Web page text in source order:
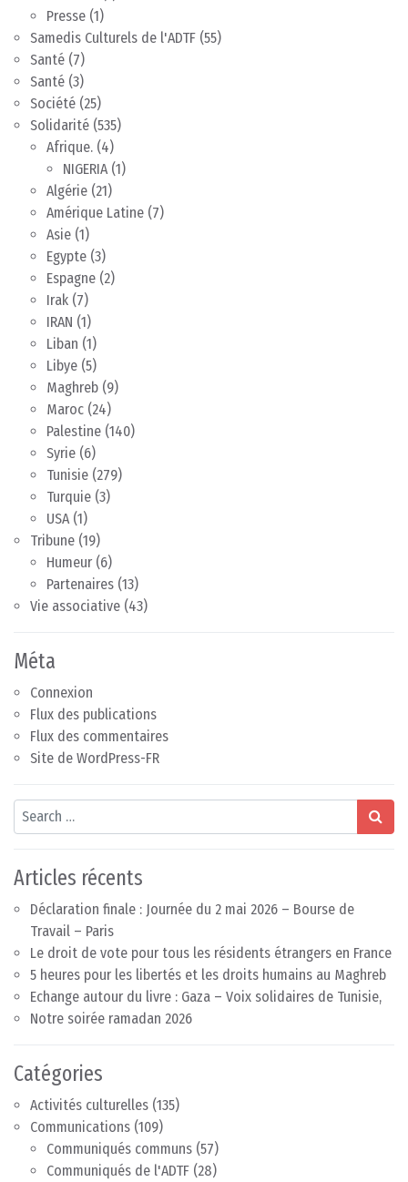
Presse (1)
Samedis Culturels de l'ADTF (55)
Santé (7)
Santé (3)
Société (25)
Solidarité (535)
Afrique. (4)
NIGERIA(1)
Algérie (21)
Amérique Latine (7)
Asie (1)
Egypte (3)
Espagne (2)
Irak (7)
IRAN (1)
Liban (1)
Libye (5)
Maghreb (9)
Maroc (24)
Palestine (140)
Syrie (6)
Tunisie (279)
Turquie (3)
USA(1)
Tribune (19)
Humeur (6)
Partenaires (13)
Vie associative (43)
Méta
Connexion
Flux des publications
Flux des commentaires
Site de WordPress-FR
Search
Articles récents
Déclaration finale : Journée du 2 mai 2026 – Bourse de
Travail – Paris
Le droit de vote pour tous les résidents étrangers en France
5 heures pour les libertés et les droits humains au Maghreb
Echange autour du livre : Gaza – Voix solidaires de Tunisie,
Notre soirée ramadan 2026
Catégories
Activités culturelles (135)
Communications (109)
Communiqués communs (57)
Communiqués de l'ADTF (28)